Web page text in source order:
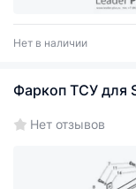
Нет в наличии
Фаркоп ТСУ для
Нет отзывов